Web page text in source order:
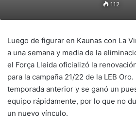
112
Luego de figurar en Kaunas con La
a una semana y media de la
el Força Lleida oficializó la
para la campaña 21/22 de la LEB
temporada anterior y se ganó un
equipo rápidamente, por lo que no
un nuevo vínculo.